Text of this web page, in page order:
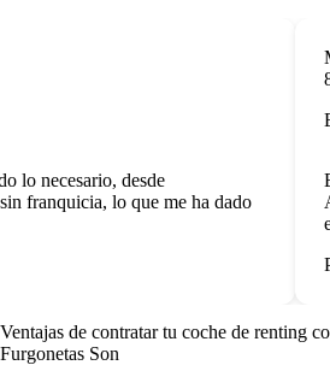
lo necesario, desde
franquicia, lo que me ha dado
Ventajas de contratar tu coche de renting
Furgonetas Son